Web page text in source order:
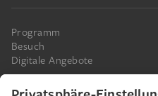
Programm
Besuch
Digitale Angebote